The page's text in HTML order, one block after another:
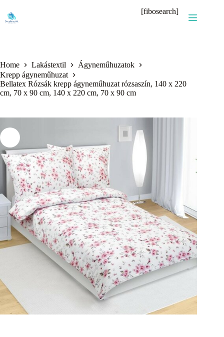
content
[fibosearch]
Home Lakástextil
Ágyneműhuzatok
Krepp ágyneműhuzat
Bellatex Rózsák krepp ágyneműhuzat rózsaszín, 140 x 220
cm, 70 x 90 cm, 140 x 220 cm, 70 x 90 cm